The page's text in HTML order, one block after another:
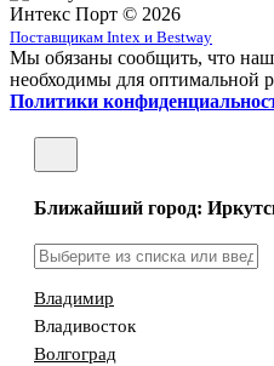
Интекс Порт © 2026
Поставщикам Intex и Bestway
Мы обязаны сообщить, что наш
необходимы для оптимальной
Политики
Ближайший город:
Владимир
Владивосток
Волгоград